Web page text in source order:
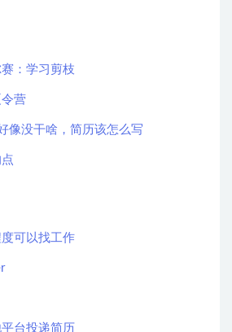
：学习剪枝
营
像没干啥，简历该怎么写
可以找工作
台投递简历